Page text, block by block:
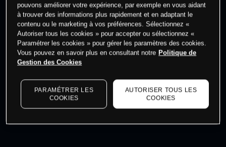
Les prix sont indicatifs.Connectez-vous pour voir les
dernières données du marché.
pouvons améliorer votre expérience, par exemple en vous aidant
à trouver des informations plus rapidement et en adaptant le
contenu ou le marketing à vos préférences. Sélectionnez «
Autoriser tous les cookies » pour accepter ou sélectionnez «
Paramétrer les cookies » pour gérer les paramètres des cookies.
Vous pouvez en savoir plus en consultant notre Politique de
Gestion des Cookies
PARAMÉTRER LES
COOKIES
AUTORISER TOUS LES
COOKIES